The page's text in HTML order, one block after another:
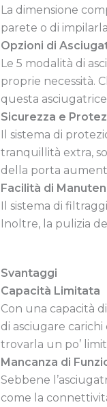
La dimensione
parete o di
Opzioni di
Le 5 modalità di
proprie necessità.
questa
Sicurezza e
Il sistema di
tranquillità extra,
della porta
Facilità di
Il sistema di
Inoltre, la pulizia
Svantaggi
Capacità Limitata
Con una capacità
di asciugare
trovarla un po’
Mancanza di
Sebbene
come la